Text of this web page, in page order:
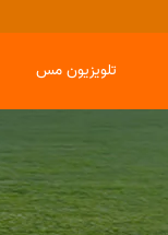
تلویزیون مس